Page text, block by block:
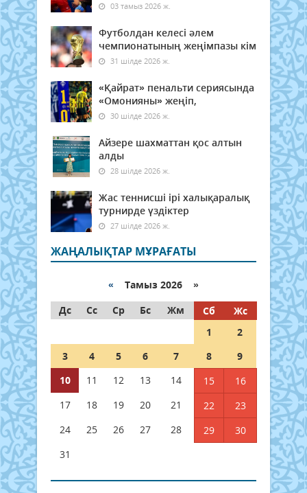
03 тамыз 2026 ж.
Футболдан келесі әлем
чемпионатының жеңімпазы кім
31 шілде 2026 ж.
«Қайрат» пенальти сериясында
«Омонияны» жеңіп,
30 шілде 2026 ж.
Айзере шахматтан қос алтын
алды
28 шілде 2026 ж.
Жас теннисші ірі халықаралық
турнирде үздіктер
27 шілде 2026 ж.
ЖАҢАЛЫҚТАР МҰРАҒАТЫ
« Тамыз 2026 »
Дс
Сс Ср Бс Жм Сб
Жс
1
2
3
4 5 6 7 8
9
10
11 12 13 14 15
16
17
18 19 20 21 22
23
24
25 26 27 28 29
30
31